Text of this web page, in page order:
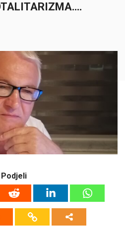
Podjeli